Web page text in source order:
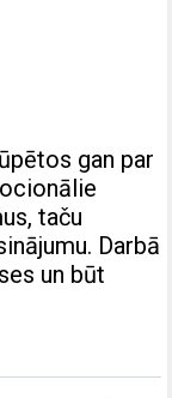
gan par
taču
Darbā
un būt